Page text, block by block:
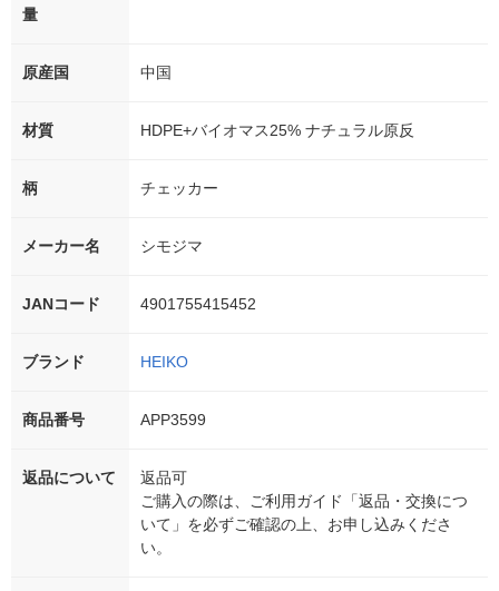
量
原産国 中国
材質 HDPE+バイオマス25% ナチュラル原反
柄 チェッカー
メーカー名 シモジマ
JANコード 4901755415452
ブランド HEIKO
商品番号 APP3599
返品について
返品可
ご購入の際は、ご利用ガイド「返品・交換につ
いて」を必ずご確認の上、お申し込みくださ
い。